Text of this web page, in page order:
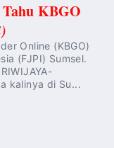
KBGO
Online (KBGO)
(FJPI) Sumsel.
kalinya di Su...